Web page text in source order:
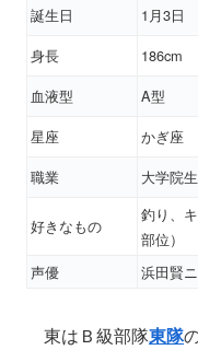
誕生日
1月3日
身長
186cm
血液型
A型
星座
かぎ座
職業
大学院生
好きなもの
釣り、
部位）
声優
浜田賢ニ
東はＢ級部隊東隊